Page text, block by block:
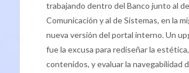
trabajando dentro del Banco junto al
Comunicación y al de Sistemas, en la
nueva versión del portal interno. Un
fue la excusa para rediseñar la
contenidos, y evaluar la navegabilidad